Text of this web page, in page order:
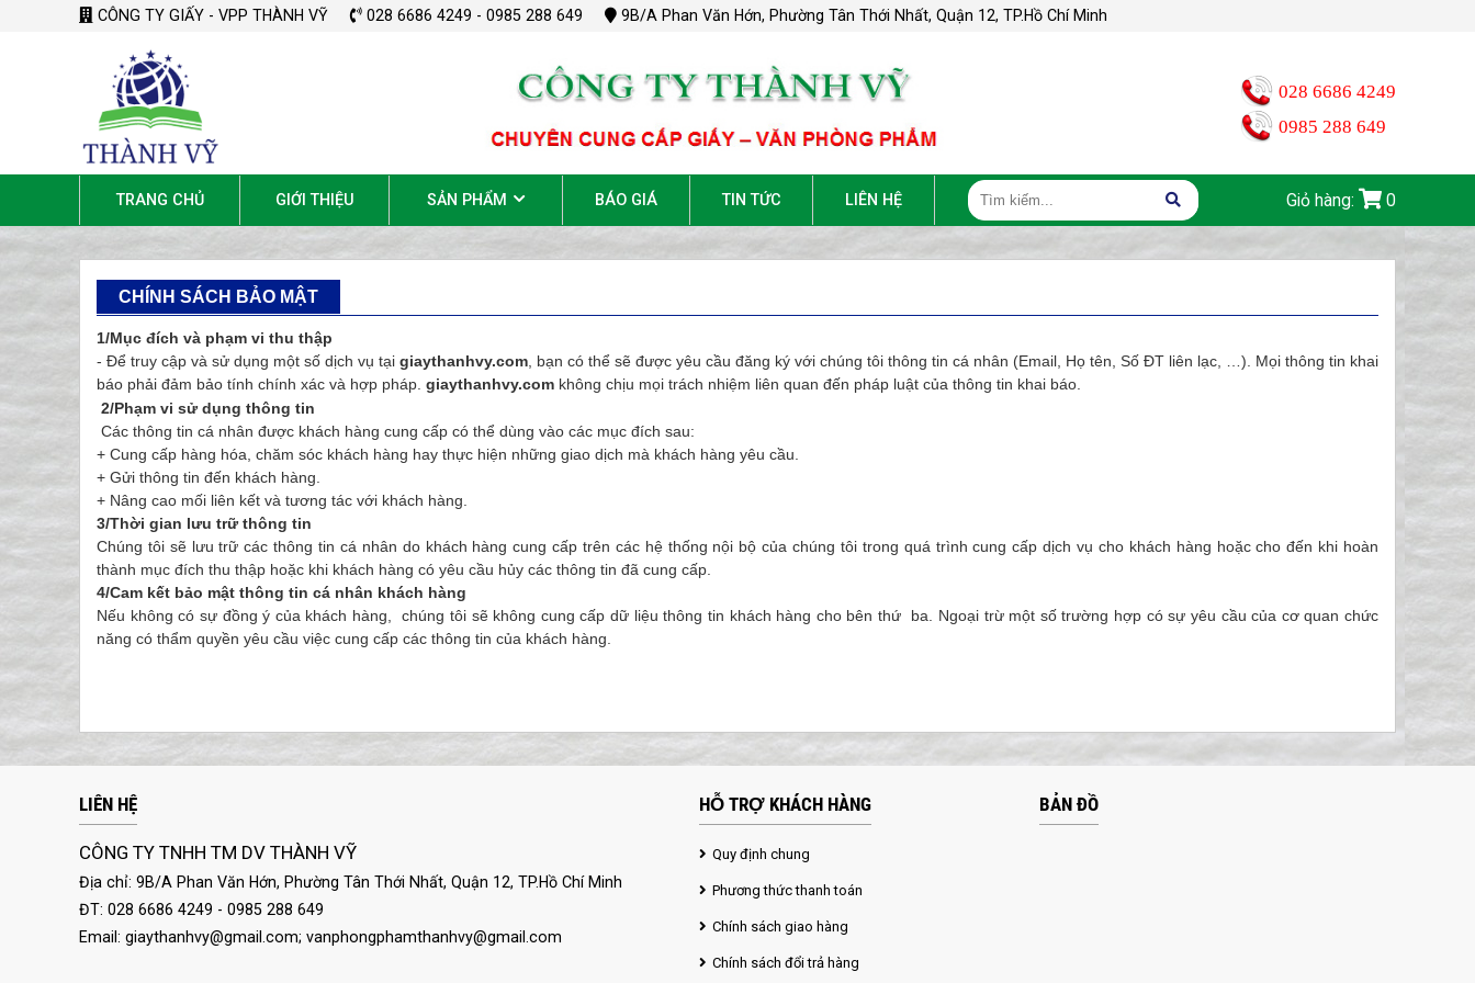
CÔNG TY GIẤY - VPP THÀNH VỸ 028 6686 4249 - 0985 288 649 9B/A Phan Văn Hớn, Phường Tân Thới Nhất, Quận 12, TP.Hồ Chí Minh
028 6686 4249
0985 288 649
TRANG CHỦ GIỚI THIỆU SẢN PHẨM BÁO GIÁ TIN TỨC LIÊN HỆ Giỏ hàng: 0
CHÍNH SÁCH BẢO MẬT
1/Mục đích và phạm vi thu thập
- Để truy cập và sử dụng một số dịch vụ tại giaythanhvy.com , bạn có thể sẽ được yêu cầu đăng ký với chúng tôi thông tin cá nhân (Email, Họ tên, Số ĐT liên lạc, …). Mọi thông tin khai
báo phải đảm bảo tính chính xác và hợp pháp. giaythanhvy.com không chịu mọi trách nhiệm liên quan đến pháp luật của thông tin khai báo.
2/Phạm vi sử dụng thông tin
Các thông tin cá nhân được khách hàng cung cấp có thể dùng vào các mục đích sau:
+ Cung cấp hàng hóa, chăm sóc khách hàng hay thực hiện những giao dịch mà khách hàng yêu cầu.
+ Gửi thông tin đến khách hàng.
+ Nâng cao mối liên kết và tương tác với khách hàng.
3/Thời gian lưu trữ thông tin
Chúng tôi sẽ lưu trữ các thông tin cá nhân do khách hàng cung cấp trên các hệ thống nội bộ của chúng tôi trong quá trình cung cấp dịch vụ cho khách hàng hoặc cho đến khi hoàn
thành mục đích thu thập hoặc khi khách hàng có yêu cầu hủy các thông tin đã cung cấp.
4/Cam kết bảo mật thông tin cá nhân khách hàng
Nếu không có sự đồng ý của khách hàng, chúng tôi sẽ không cung cấp dữ liệu thông tin khách hàng cho bên thứ ba. Ngoại trừ một số trường hợp có sự yêu cầu của cơ quan chức
năng có thẩm quyền yêu cầu việc cung cấp các thông tin của khách hàng.
LIÊN HỆ
CÔNG TY TNHH TM DV THÀNH VỸ
Địa chỉ: 9B/A Phan Văn Hớn, Phường Tân Thới Nhất, Quận 12, TP.Hồ Chí Minh
ĐT: 028 6686 4249 - 0985 288 649
Email: giaythanhvy@gmail.com; vanphongphamthanhvy@gmail.com
HỖ TRỢ KHÁCH HÀNG
Quy định chung
Phương thức thanh toán
Chính sách giao hàng
Chính sách đổi trả hàng
BẢN ĐỒ